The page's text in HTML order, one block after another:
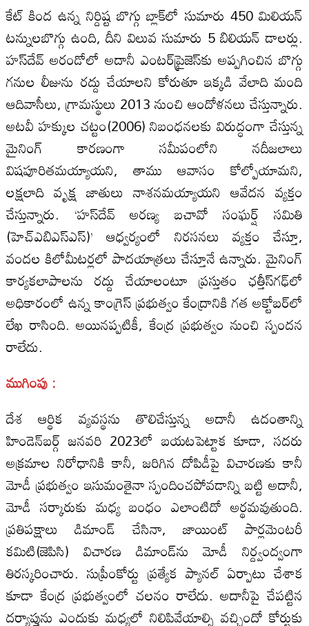
కేట్‌ కింద ఉన్న నిర్దిష్ట బొగ్గు బ్లాక్‌లో సుమారు 450 మిలియన్‌
టన్నులబొగ్గు ఉంది, దీని విలువ సుమారు 5 బిలియన్‌ డాలర్లు.
హస్‌దేవ్‌ అరండోలో అదానీ ఎంటర్‌ప్రైజెస్‌కు అప్పగించిన బొగ్గు
గనుల లీజును రద్దు చేయాలని కోరుతూ ఇక్కడి వేలాది మంది
ఆదివాసీలు, గ్రామస్థులు 2013 నుంచి ఆందోళనలు చేస్తున్నారు.
అటవీ హక్కుల చట్టం(2006) నిబంధనలకు విరుద్ధంగా చేస్తున్న
మైనింగ్‌ కారణంగా సమీపంలోని నదీజలాలు
విషపూరితమయ్యాయని, తాము ఆవాసం కోల్పోయామని,
లక్షలాది వృక్ష జాతులు నాశనమయ్యాయని ఆవేదన వ్యక్తం
చేస్తున్నారు. ‘హస్‌దేవ్‌ అరణ్య బచావో సంఘర్ష్‌ సమితి
(హెచ్‌ఎబిఎస్‌ఎస్‌)’ ఆధ్వర్యంలో నిరసనలు వ్యక్తం చేస్తూ,
వందల కిలోమీటర్లలో పాదయాత్రలు చేస్తూనే ఉన్నారు. మైనింగ్‌
కార్యకలాపాలను రద్దు చేయాలంటూ ప్రస్తుతం ఛత్తీస్‌గఢ్‌లో
అధికారంలో ఉన్న కాంగ్రెస్‌ ప్రభుత్వం కేంద్రానికి గత అక్టోబర్‌లో
లేఖ రాసింది. అయినప్పటికీ, కేంద్ర ప్రభుత్వం నుంచి స్పందన
రాలేదు.
ముగింపు :
దేశ ఆర్థిక వ్యవస్థను తొలిచేస్తున్న అదానీ ఉదంతాన్ని
హిండెన్‌బర్గ్‌ జనవరి 2023లో బయటపెట్టాక కూడా, సదరు
అక్రమాల నిరోధానికి కానీ, జరిగిన దోపిడీపై విచారణకు కానీ
మోడీ ప్రభుత్వం ఇసుమంతైనా స్పందించపోవడాన్ని బట్టి అదానీ,
మోడీ సర్కారుకు మధ్య బంధం ఎలాంటిదో అర్థమవుతుంది.
ప్రతిపక్షాలు డిమాండ్‌ చేసినా, జాయింట్‌ పార్లమెంటరీ
కమిటి(జెపిసి) విచారణ డిమాండ్‌ను మోడీ నిర్ద్వంద్వంగా
తిరస్కరించారు. సుప్రీంకోర్టు ప్రత్యేక ప్యానల్‌ ఏర్పాటు చేశాక
కూడా కేంద్ర ప్రభుత్వంలో చలనం రాలేదు. అదానీపై చేపట్టిన
దర్యాప్తును ఎందుకు మధ్యలో నిలిపివేయాల్సి వచ్చిందో కోర్టుకు